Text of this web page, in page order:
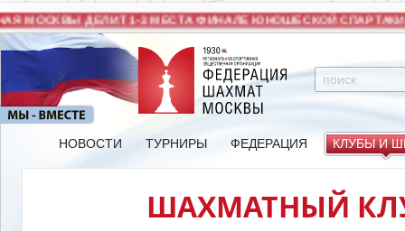
МОСКВЫ ДЕЛИТ 1-3 МЕСТА ФИНАЛЕ ЮНОШЕСКОЙ
НОВОСТИ ТУРНИРЫ ФЕДЕРАЦИЯ КЛУБЫ И
ШАХМАТНЫЙ